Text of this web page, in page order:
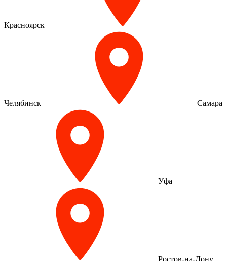
Красноярск
Челябинск Самара
Уфа
Ростов-на-Дону